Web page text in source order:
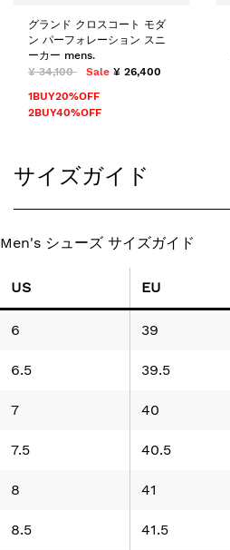
グランド クロスコート モダ
ン パーフォレーション スニ
ーカー mens.
¥ 34,100
Sale ¥ 26,400
1BUY20%OFF
2BUY40%OFF
サイズガイド
Men's シューズ サイズガイド
US EU
6 39
6.5 39.5
7 40
7.5 40.5
8 41
8.5 41.5